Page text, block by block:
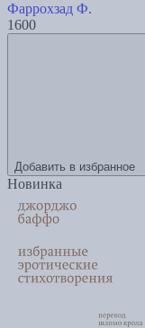
Фаррохзад Ф.
1600
Добавить в избранное
Новинка